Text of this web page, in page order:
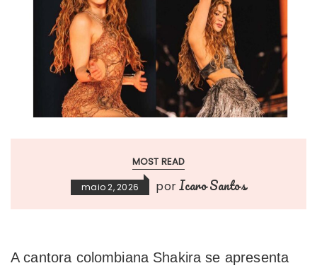
MOST READ
maio 2, 2026 porIcaro Santos
A cantora colombiana Shakira se apresenta